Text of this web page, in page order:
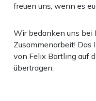
freuen uns, wenn es
Wir bedanken uns bei
Zusammenarbeit!
von Felix Bartling auf
übertragen.